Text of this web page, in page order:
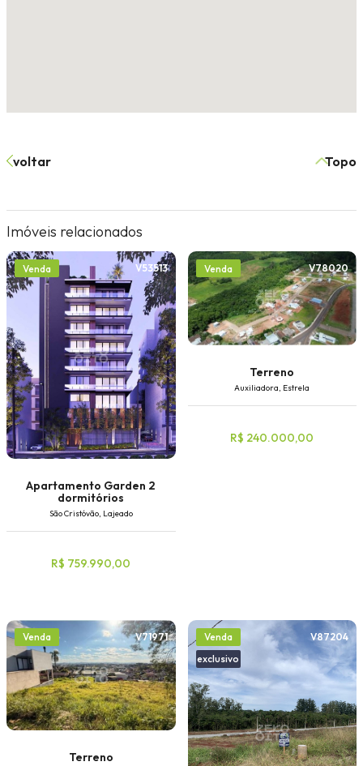
voltar Topo
Imóveis relacionados
Venda V53513
Apartamento Garden 2
dormitórios
São Cristóvão, Lajeado
R$ 759.990,00
Venda V78020
Terreno
Auxiliadora, Estrela
R$ 240.000,00
Venda V71971
Terreno
Venda
exclusivo
V87204